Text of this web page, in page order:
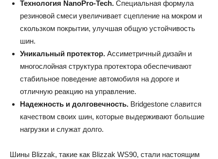
Технология NanoPro-Tech. Специальная формула
резиновой смеси увеличивает сцепление на мокром и
скользком покрытии, улучшая общую устойчивость
шин.
Уникальный протектор. Ассиметричный дизайн и
многослойная структура протектора обеспечивают
стабильное поведение автомобиля на дороге и
отличную реакцию на управление.
Надежность и долговечность. Bridgestone славится
качеством своих шин, которые выдерживают большие
нагрузки и служат долго.
Шины Blizzak, такие как Blizzak WS90, стали настоящим